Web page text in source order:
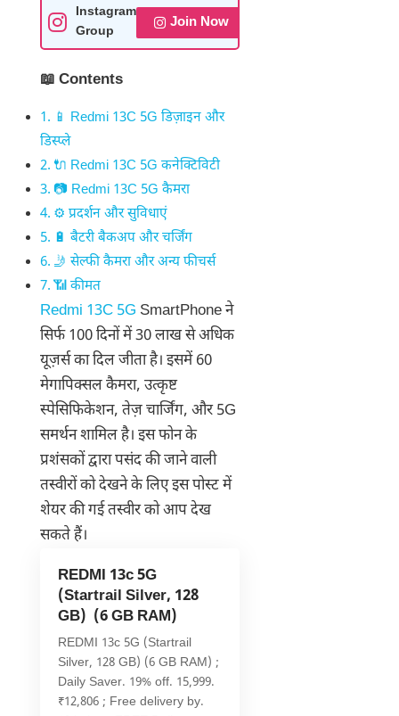
Instagram
Group
Join Now
📖 Contents
📱 Redmi 13C 5G डिज़ाइन और
डिस्प्ले
🔌 Redmi 13C 5G कनेक्टिविटी
📷 Redmi 13C 5G कैमरा
⚙️ प्रदर्शन और सुविधाएं
🔋 बैटरी बैकअप और चर्जिंग
🤳 सेल्फी कैमरा और अन्य फीचर्स
📶 कीमत
Redmi 13C 5G SmartPhone ने
सिर्फ 100 दिनों में 30 लाख से अधिक
यूज़र्स का दिल जीता है। इसमें 60
मेगापिक्सल कैमरा, उत्कृष्ट
स्पेसिफिकेशन, तेज़ चार्जिंग, और 5G
समर्थन शामिल है। इस फोन के
प्रशंसकों द्वारा पसंद की जाने वाली
तस्वीरों को देखने के लिए इस पोस्ट में
शेयर की गई तस्वीर को आप देख
सकते हैं।
REDMI 13c 5G
(Startrail Silver, 128
GB) (6 GB RAM)
REDMI 13c 5G (Startrail
Silver, 128 GB) (6 GB RAM) ;
Daily Saver. 19% off. 15,999.
₹12,806 ; Free delivery by.